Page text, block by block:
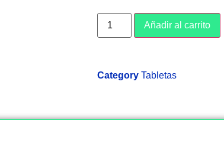
Añadir al carrito
Category Tabletas